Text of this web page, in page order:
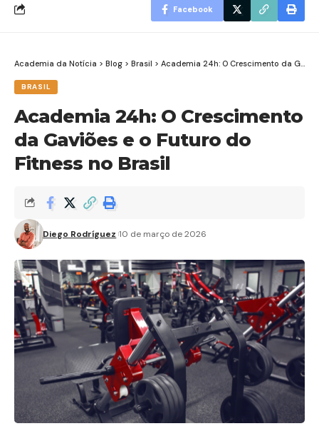
Facebook
Academia da Notícia > Blog > Brasil > Academia 24h: O Crescimento da Gaviões e o Futuro do Fitness no Brasil
BRASIL
Academia 24h: O Crescimento
da Gaviões e o Futuro do
Fitness no Brasil
Diego Rodríguez 10 de março de 2026